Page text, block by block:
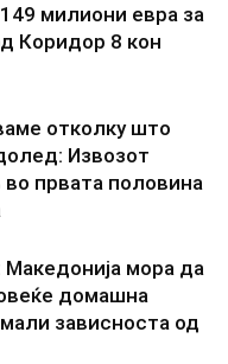
милиони евра за
Коридор 8 кон
отколку што
Извозот
во првата половина
мора да
домашна
зависноста од